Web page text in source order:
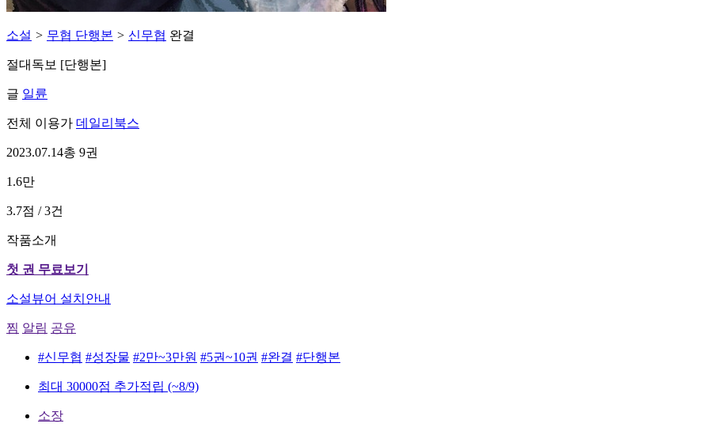
소설 > 무협 단행본 > 신무협 완결
절대독보 [단행본]
글 일륜
전체 이용가 데일리북스
2023.07.14총 9권
1.6만
3.7점 / 3건
작품소개
첫 권 무료보기
소설뷰어 설치안내
찜 알림 공유
#신무협 #성장물 #2만~3만원 #5권~10권 #완결 #단행본
최대 30000점 추가적립 (~8/9)
소장